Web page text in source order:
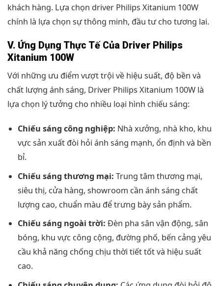
khách hàng. Lựa chọn driver Philips Xitanium 100W
chính là lựa chọn sự thông minh, đầu tư cho tương lai.
V. Ứng Dụng Thực Tế Của Driver Philips
Xitanium 100W
Với những ưu điểm vượt trội về hiệu suất, độ bền và
chất lượng ánh sáng, Driver Philips Xitanium 100W là
lựa chọn lý tưởng cho nhiều loại hình chiếu sáng:
Chiếu sáng công nghiệp: Nhà xưởng, nhà kho, khu
vực sản xuất đòi hỏi ánh sáng mạnh, ổn định và bền
bỉ.
Chiếu sáng thương mại: Trung tâm thương mại,
siêu thị, cửa hàng, showroom cần ánh sáng chất
lượng cao, chuẩn màu để trưng bày sản phẩm.
Chiếu sáng ngoài trời: Đèn pha sân vận động, sân
bóng, khu vực công cộng, đường phố, bến cảng yêu
cầu khả năng chống chịu thời tiết tốt và hiệu suất
cao.